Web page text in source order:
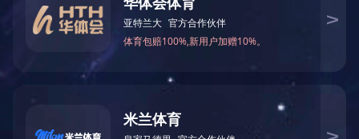
禽、免疫抗体水平不达标畜禽进行补免。洪涝灾害时， 根据防疫形
势，可对畜禽进行一次紧急免疫，提高免疫保护水平。
二、强化监测排查
加强对非洲猪瘟、高致病性禽流感等重大动物疫病监测，及时